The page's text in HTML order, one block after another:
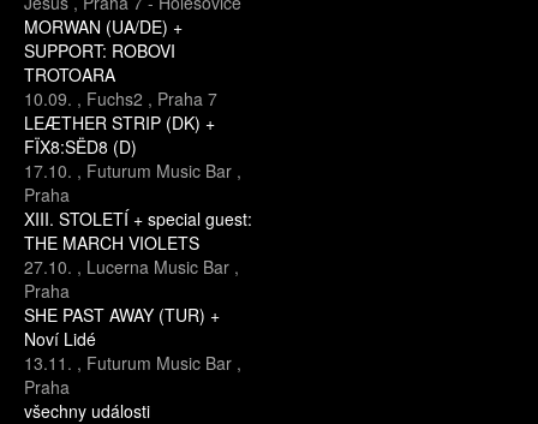
MORWAN (UA/DE) +
SUPPORT: ROBOVI
TROTOARA
10.09. , Fuchs2 , Praha 7
LEÆTHER STRIP (DK) +
FÏX8:SËD8 (D)
17.10. , Futurum Music Bar ,
Praha
XIII. STOLETÍ + special guest:
THE MARCH VIOLETS
27.10. , Lucerna Music Bar ,
Praha
SHE PAST AWAY (TUR) +
Noví Lidé
13.11. , Futurum Music Bar ,
Praha
všechny události